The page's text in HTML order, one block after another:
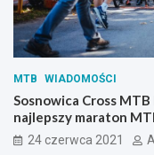
MTB WIADOMOŚCI
Sosnowica Cross
najlepszy maraton
24 czerwca 2021